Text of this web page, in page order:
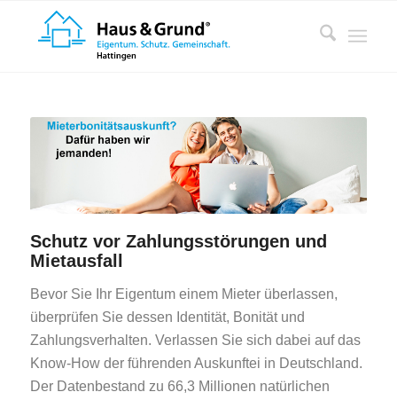
Schutz vor Zahlungsstörungen und
Mietausfall
Bevor Sie Ihr Eigentum einem Mieter überlassen,
überprüfen Sie dessen Identität, Bonität und
Zahlungsverhalten. Verlassen Sie sich dabei auf das
Know-How der führenden Auskunftei in Deutschland.
Der Datenbestand zu 66,3 Millionen natürlichen